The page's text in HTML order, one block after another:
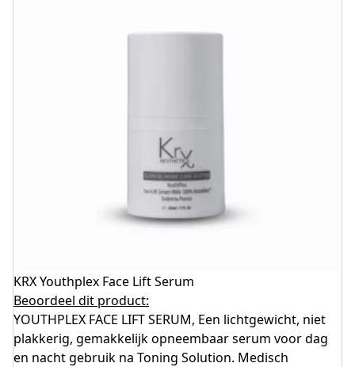
KRX Youthplex Face Lift Serum
Beoordeel dit product:
YOUTHPLEX FACE LIFT SERUM, Een lichtgewicht, niet
plakkerig, gemakkelijk opneembaar serum voor dag
en nacht gebruik na Toning Solution. Medisch